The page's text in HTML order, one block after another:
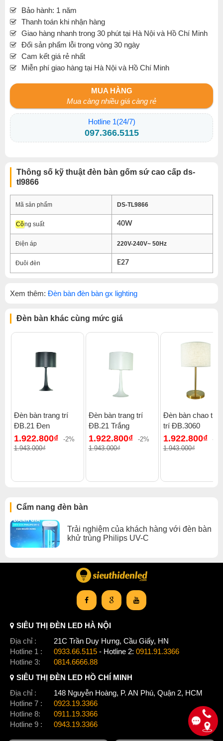
Bảo hành: 1 năm
Thanh toán khi nhận hàng
Giao hàng nhanh trong 30 phút tại Hà Nội và Hồ Chí Minh
Đổi sản phẩm lỗi trong vòng 30 ngày
Cam kết giá rẻ nhất
Miễn phí giao hàng tại Hà Nội và Hồ Chí Minh
MUA HÀNG
Mua càng nhiều giá càng rẻ
Hotline 1(24/7)
097.366.5115
Thông số kỹ thuật đèn bàn gốm sứ cao cấp ds-
tl9866
Mã sản phẩm DS-TL9866
Công suất 40W
Điện áp 220V-240V~ 50Hz
Đuôi đèn E27
Xem thêm: Đèn bàn đèn bàn gx lighting
Đèn bàn khác cùng mức giá
Đèn bàn trang trí
ĐB.21 Đen
1.922.800₫
-2%
1.943.000₫
Đèn bàn trang trí
ĐB.21 Trắng
1.922.800₫
-2%
1.943.000₫
Đèn bàn chao
trí ĐB.3060
1.922.800₫
-
1.943.000₫
Cẩm nang đèn bàn
Trải nghiệm của khách hàng với đèn bàn
khử trùng Philips UV-C
SIÊU THỊ ĐÈN LED HÀ NỘI
Địa chỉ :
21C Trần Duy Hưng, Cầu Giấy, HN
Hotline 1 :
0933.66.5115 - Hotline 2: 0911.91.3366
Hotline 3:
0814.6666.88
SIÊU THỊ ĐÈN LED HỒ CHÍ MINH
Địa chỉ :
148 Nguyễn Hoàng, P. AN Phú, Quận 2, HCM
Hotline 7 :
0923.19.3366
Hotline 8:
0911.19.3366
Hotline 9 :
0943.19.3366